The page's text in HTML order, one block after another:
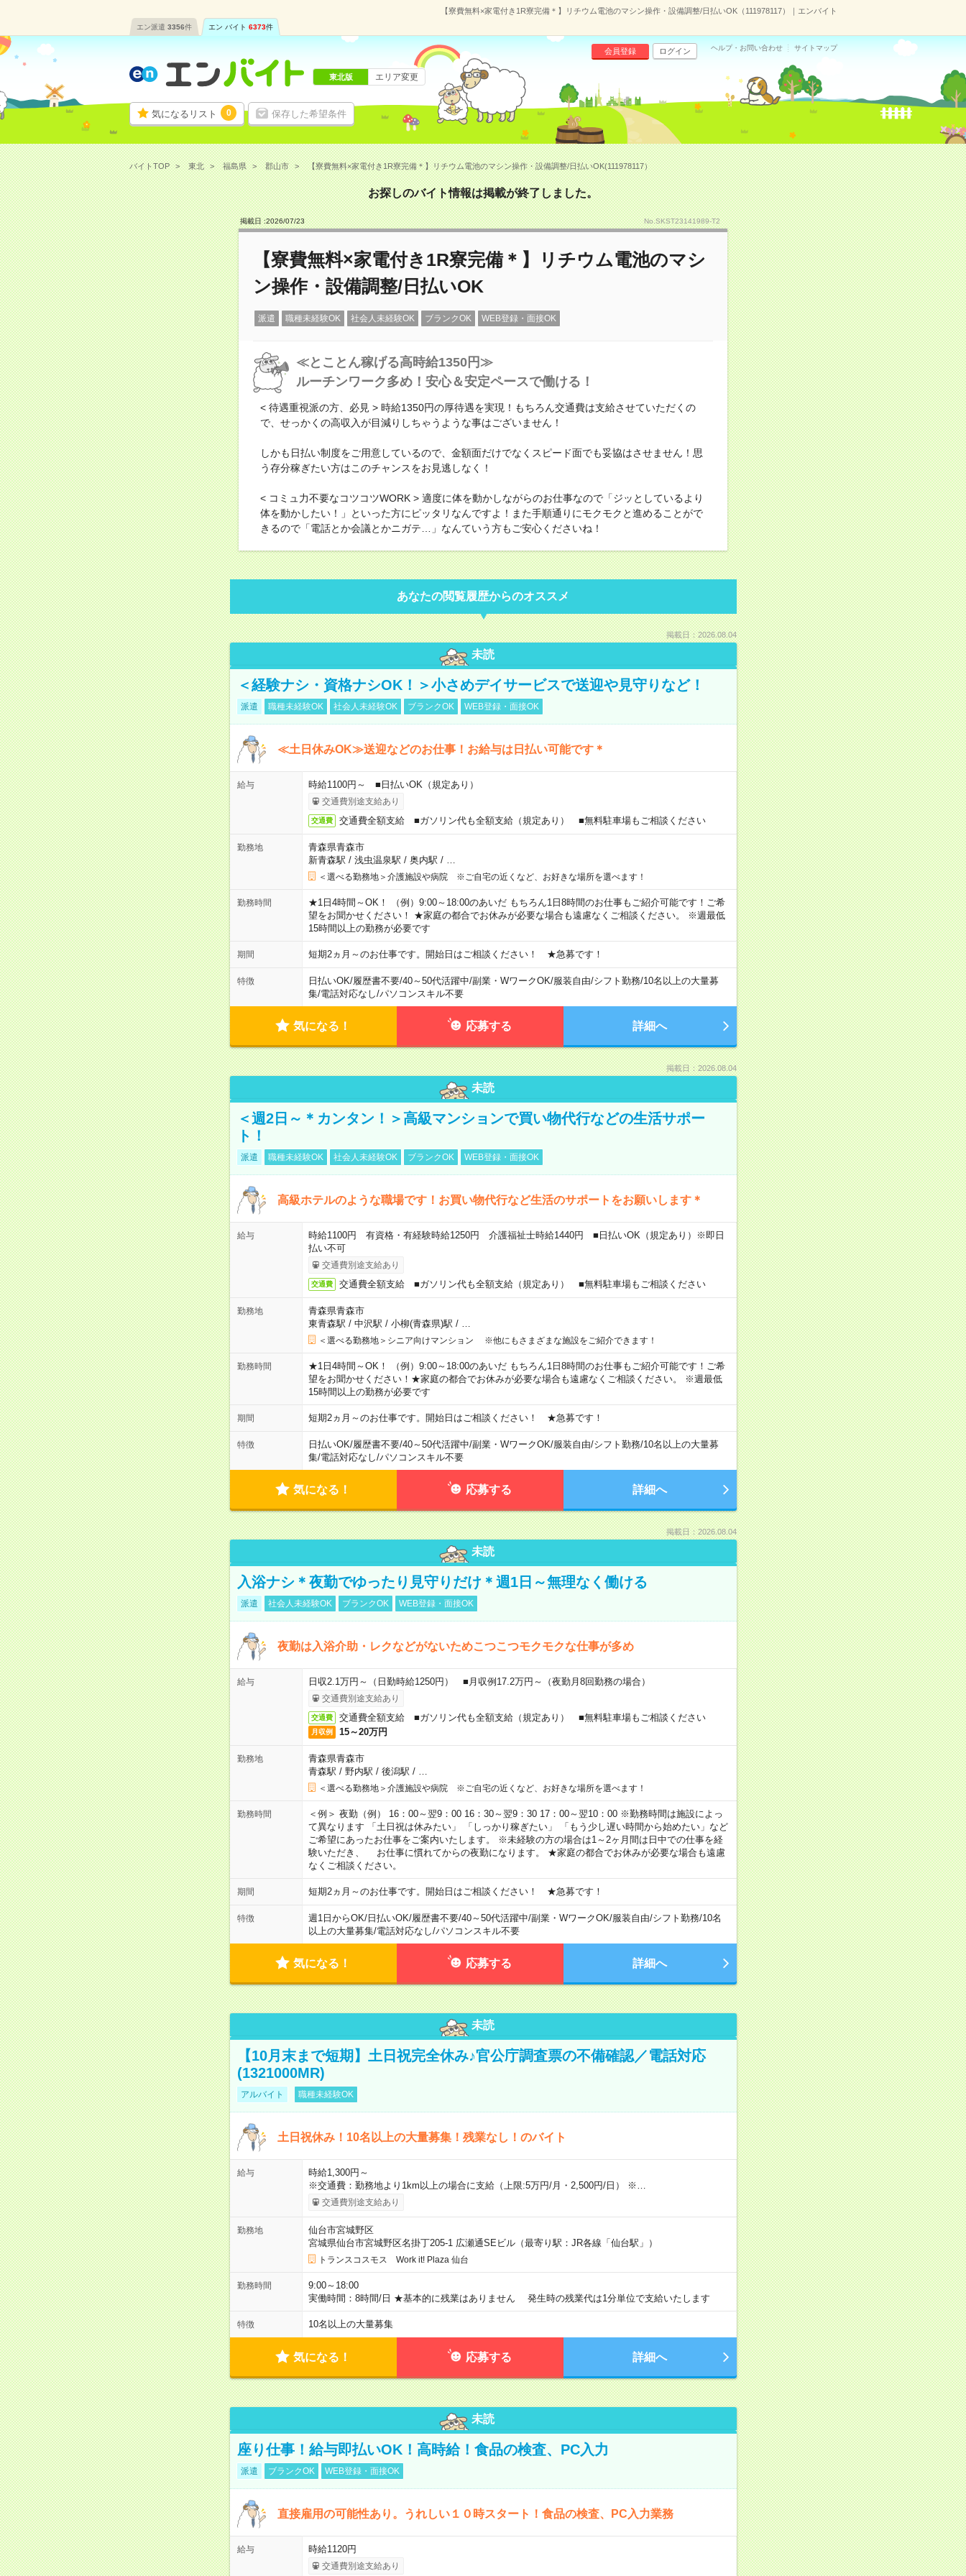
【寮費無料×家電付き1R寮完備＊】リチウム電池のマシン操作・設備調整/日払いOK（111978117）｜エンバイト
エン派遣 3356件 エン バイト 6373件
気になるリスト 0 保存した希望条件
会員登録 ログイン ヘルプ・お問い合わせ サイトマップ
東北版 エリア変更
バイトTOP 東北 福島県 郡山市 【寮費無料×家電付き1R寮完備＊】リチウム電池のマシン操作・設備調整/日払いOK(111978117）
お探しのバイト情報は掲載が終了しました。
掲載日 :2026/07/23 No.SKST23141989-T2
【寮費無料×家電付き1R寮完備＊】リチウム電池のマシ
ン操作・設備調整/日払いOK
派遣 職種未経験OK 社会人未経験OK ブランクOK WEB登録・面接OK
≪とことん稼げる高時給1350円≫
ルーチンワーク多め！安心＆安定ペースで働ける！
< 待遇重視派の方、必見 > 時給1350円の厚待遇を実現！もちろん交通費は支給させていただくの
で、せっかくの高収入が目減りしちゃうような事はございません！
しかも日払い制度をご用意しているので、金額面だけでなくスピード面でも妥協はさせません！思
う存分稼ぎたい方はこのチャンスをお見逃しなく！
< コミュ力不要なコツコツWORK > 適度に体を動かしながらのお仕事なので「ジッとしているより
体を動かしたい！」といった方にピッタリなんですよ！また手順通りにモクモクと進めることがで
きるので「電話とか会議とかニガテ…」なんていう方もご安心くださいね！
あなたの閲覧履歴からのオススメ
掲載日：2026.08.04
未読
＜経験ナシ・資格ナシOK！＞小さめデイサービスで送迎や見守りなど！
派遣 職種未経験OK 社会人未経験OK ブランクOK WEB登録・面接OK
≪土日休みOK≫送迎などのお仕事！お給与は日払い可能です＊
給与 時給1100円～ ■日払いOK（規定あり）
交通費別途支給あり
交通費 交通費全額支給 ■ガソリン代も全額支給（規定あり） ■無料駐車場もご相談ください
勤務地
青森県青森市
新青森駅 / 浅虫温泉駅 / 奥内駅 /
＜選べる勤務地＞介護施設や病院 ※ご自宅の近くなど、お好きな場所を選べます！
勤務時間
★1日4時間～OK！ （例）9:00～18:00のあいだ もちろん1日8時間のお仕事もご紹介可能です！ご希
望をお聞かせください！ ★家庭の都合でお休みが必要な場合も遠慮なくご相談ください。 ※週最低
15時間以上の勤務が必要です
期間 短期2ヵ月～のお仕事です。開始日はご相談ください！ ★急募です！
特徴 日払いOK/履歴書不要/40～50代活躍中/副業・WワークOK/服装自由/シフト勤務/10名以上の大量募
集/電話対応なし/パソコンスキル不要
気になる！ 応募する 詳細へ
掲載日：2026.08.04
未読
＜週2日～＊カンタン！＞高級マンションで買い物代行などの生活サポー
ト！
派遣 職種未経験OK 社会人未経験OK ブランクOK WEB登録・面接OK
高級ホテルのような職場です！お買い物代行など生活のサポートをお願いします＊
給与
時給1100円 有資格・有経験時給1250円 介護福祉士時給1440円 ■日払いOK（規定あり）※即日
払い不可
交通費別途支給あり
交通費 交通費全額支給 ■ガソリン代も全額支給（規定あり） ■無料駐車場もご相談ください
勤務地
青森県青森市
東青森駅 / 中沢駅 / 小柳(青森県)駅 /
＜選べる勤務地＞シニア向けマンション ※他にもさまざまな施設をご紹介できます！
勤務時間
★1日4時間～OK！ （例）9:00～18:00のあいだ もちろん1日8時間のお仕事もご紹介可能です！ご希
望をお聞かせください！★家庭の都合でお休みが必要な場合も遠慮なくご相談ください。 ※週最低
15時間以上の勤務が必要です
期間 短期2ヵ月～のお仕事です。開始日はご相談ください！ ★急募です！
特徴 日払いOK/履歴書不要/40～50代活躍中/副業・WワークOK/服装自由/シフト勤務/10名以上の大量募
集/電話対応なし/パソコンスキル不要
気になる！ 応募する 詳細へ
掲載日：2026.08.04
未読
入浴ナシ＊夜勤でゆったり見守りだけ＊週1日～無理なく働ける
派遣 社会人未経験OK ブランクOK WEB登録・面接OK
夜勤は入浴介助・レクなどがないためこつこつモクモクな仕事が多め
給与 日収2.1万円～（日勤時給1250円） ■月収例17.2万円～（夜勤月8回勤務の場合）
交通費別途支給あり
交通費 交通費全額支給 ■ガソリン代も全額支給（規定あり） ■無料駐車場もご相談ください
月収例 15～20万円
勤務地
青森県青森市
青森駅 / 野内駅 / 後潟駅 /
＜選べる勤務地＞介護施設や病院 ※ご自宅の近くなど、お好きな場所を選べます！
勤務時間
＜例＞ 夜勤（例） 16：00～翌9：00 16：30～翌9：30 17：00～翌10：00 ※勤務時間は施設によっ
て異なります 「土日祝は休みたい」 「しっかり稼ぎたい」 「もう少し遅い時間から始めたい」など
ご希望にあったお仕事をご案内いたします。 ※未経験の方の場合は1～2ヶ月間は日中での仕事を経
験いただき、 お仕事に慣れてからの夜勤になります。 ★家庭の都合でお休みが必要な場合も遠慮
なくご相談ください。
期間 短期2ヵ月～のお仕事です。開始日はご相談ください！ ★急募です！
特徴 週1日からOK/日払いOK/履歴書不要/40～50代活躍中/副業・WワークOK/服装自由/シフト勤務/10名
以上の大量募集/電話対応なし/パソコンスキル不要
気になる！ 応募する 詳細へ
未読
【10月末まで短期】土日祝完全休み♪官公庁調査票の不備確認／電話対応
(1321000MR)
アルバイト 職種未経験OK
土日祝休み！10名以上の大量募集！残業なし！のバイト
給与
時給1,300円～
※交通費：勤務地より1km以上の場合に支給（上限:5万円/月・2,500円/日） ※…
交通費別途支給あり
勤務地
仙台市宮城野区
宮城県仙台市宮城野区名掛丁205-1 広瀬通SEビル（最寄り駅：JR各線「仙台駅」）
トランスコスモス Work it! Plaza 仙台
勤務時間
9:00～18:00
実働時間：8時間/日 ★基本的に残業はありません 発生時の残業代は1分単位で支給いたします
特徴 10名以上の大量募集
気になる！ 応募する 詳細へ
未読
座り仕事！給与即払いOK！高時給！食品の検査、PC入力
派遣 ブランクOK WEB登録・面接OK
直接雇用の可能性あり。うれしい１０時スタート！食品の検査、PC入力業務
給与 時給1120円
交通費別途支給あり